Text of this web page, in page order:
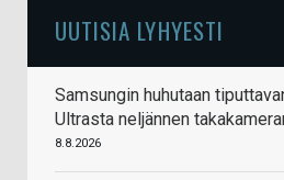
UUTISIA LYHYESTI
Samsungin huhutaan
Ultrasta neljännen
8.8.2026